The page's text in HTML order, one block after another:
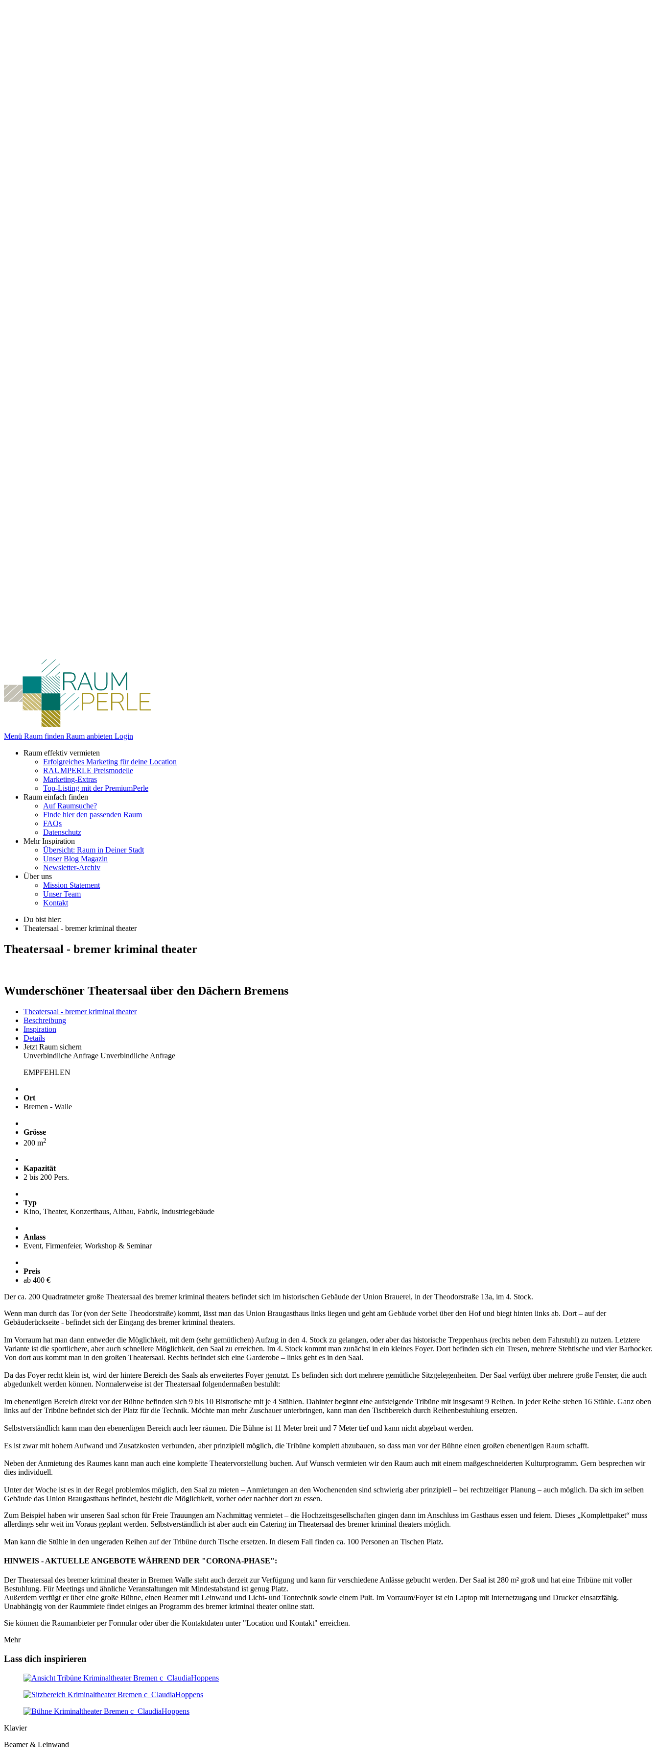
Menü Raum finden Raum anbieten Login
Raum effektiv vermieten
Erfolgreiches Marketing für deine Location
RAUMPERLE Preismodelle
Marketing-Extras
Top-Listing mit der PremiumPerle
Raum einfach finden
Auf Raumsuche?
Finde hier den passenden Raum
FAQs
Datenschutz
Mehr Inspiration
Übersicht: Raum in Deiner Stadt
Unser Blog Magazin
Newsletter-Archiv
Über uns
Mission Statement
Unser Team
Kontakt
Du bist hier:
Theatersaal - bremer kriminal theater
Theatersaal - bremer kriminal theater
Wunderschöner Theatersaal über den Dächern Bremens
Theatersaal - bremer kriminal theater
Beschreibung
Inspiration
Details
Jetzt Raum sichern
Unverbindliche Anfrage Unverbindliche Anfrage
EMPFEHLEN
Ort
Bremen - Walle
Grösse
200 m2
Kapazität
2 bis 200 Pers.
Typ
Kino, Theater, Konzerthaus, Altbau, Fabrik, Industriegebäude
Anlass
Event, Firmenfeier, Workshop & Seminar
Preis
ab 400 €
Der ca. 200 Quadratmeter große Theatersaal des bremer kriminal theaters befindet sich im historischen Gebäude der Union Brauerei, in der Theodorstraße 13a, im 4. Stock.
Wenn man durch das Tor (von der Seite Theodorstraße) kommt, lässt man das Union Braugasthaus links liegen und geht am Gebäude vorbei über den Hof und biegt hinten links ab. Dort – auf der
Gebäuderückseite - befindet sich der Eingang des bremer kriminal theaters.
Im Vorraum hat man dann entweder die Möglichkeit, mit dem (sehr gemütlichen) Aufzug in den 4. Stock zu gelangen, oder aber das historische Treppenhaus (rechts neben dem Fahrstuhl) zu nutzen. Letztere
Variante ist die sportlichere, aber auch schnellere Möglichkeit, den Saal zu erreichen. Im 4. Stock kommt man zunächst in ein kleines Foyer. Dort befinden sich ein Tresen, mehrere Stehtische und vier Barhocker.
Von dort aus kommt man in den großen Theatersaal. Rechts befindet sich eine Garderobe – links geht es in den Saal.
Da das Foyer recht klein ist, wird der hintere Bereich des Saals als erweitertes Foyer genutzt. Es befinden sich dort mehrere gemütliche Sitzgelegenheiten. Der Saal verfügt über mehrere große Fenster, die auch
abgedunkelt werden können. Normalerweise ist der Theatersaal folgendermaßen bestuhlt:
Im ebenerdigen Bereich direkt vor der Bühne befinden sich 9 bis 10 Bistrotische mit je 4 Stühlen. Dahinter beginnt eine aufsteigende Tribüne mit insgesamt 9 Reihen. In jeder Reihe stehen 16 Stühle. Ganz oben
links auf der Tribüne befindet sich der Platz für die Technik. Möchte man mehr Zuschauer unterbringen, kann man den Tischbereich durch Reihenbestuhlung ersetzen.
Selbstverständlich kann man den ebenerdigen Bereich auch leer räumen. Die Bühne ist 11 Meter breit und 7 Meter tief und kann nicht abgebaut werden.
Es ist zwar mit hohem Aufwand und Zusatzkosten verbunden, aber prinzipiell möglich, die Tribüne komplett abzubauen, so dass man vor der Bühne einen großen ebenerdigen Raum schafft.
Neben der Anmietung des Raumes kann man auch eine komplette Theatervorstellung buchen. Auf Wunsch vermieten wir den Raum auch mit einem maßgeschneiderten Kulturprogramm. Gern besprechen wir
dies individuell.
Unter der Woche ist es in der Regel problemlos möglich, den Saal zu mieten – Anmietungen an den Wochenenden sind schwierig aber prinzipiell – bei rechtzeitiger Planung – auch möglich. Da sich im selben
Gebäude das Union Braugasthaus befindet, besteht die Möglichkeit, vorher oder nachher dort zu essen.
Zum Beispiel haben wir unseren Saal schon für Freie Trauungen am Nachmittag vermietet – die Hochzeitsgesellschaften gingen dann im Anschluss im Gasthaus essen und feiern. Dieses „Komplettpaket“ muss
allerdings sehr weit im Voraus geplant werden. Selbstverständlich ist aber auch ein Catering im Theatersaal des bremer kriminal theaters möglich.
Man kann die Stühle in den ungeraden Reihen auf der Tribüne durch Tische ersetzen. In diesem Fall finden ca. 100 Personen an Tischen Platz.
HINWEIS - AKTUELLE ANGEBOTE WÄHREND DER "CORONA-PHASE":
Der Theatersaal des bremer kriminal theater in Bremen Walle steht auch derzeit zur Verfügung und kann für verschiedene Anlässe gebucht werden. Der Saal ist 280 m² groß und hat eine Tribüne mit voller
Bestuhlung. Für Meetings und ähnliche Veranstaltungen mit Mindestabstand ist genug Platz.
Außerdem verfügt er über eine große Bühne, einen Beamer mit Leinwand und Licht- und Tontechnik sowie einem Pult. Im Vorraum/Foyer ist ein Laptop mit Internetzugang und Drucker einsatzfähig.
Unabhängig von der Raummiete findet einiges an Programm des bremer kriminal theater online statt.
Sie können die Raumanbieter per Formular oder über die Kontaktdaten unter "Location und Kontakt" erreichen.
Mehr
Lass dich inspirieren
Klavier
Beamer & Leinwand